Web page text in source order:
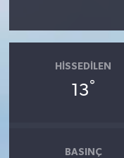
HISSEDILEN
13°
BASINÇ